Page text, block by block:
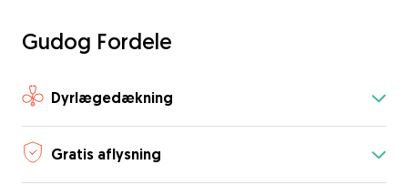
Gudog Fordele
Dyrlægedækning
Gratis aflysning